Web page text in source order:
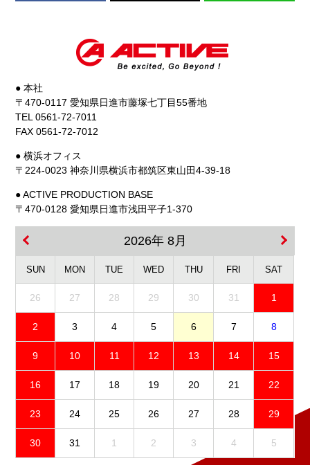
● 本社
〒470-0117 愛知県日進市藤塚七丁目55番地
TEL 0561-72-7011
FAX 0561-72-7012
● 横浜オフィス
〒224-0023 神奈川県横浜市都筑区東山田4-39-18
● ACTIVE PRODUCTION BASE
〒470-0128 愛知県日進市浅田平子1-370
2026年 8月
SUN MON TUE WED THU FRI SAT
26 27 28 29 30 31 1
2 3 4 5 6 7 8
9 10 11 12 13 14 15
16 17 18 19 20 21 22
23 24 25 26 27 28 29
30 31 1 2 3 4 5